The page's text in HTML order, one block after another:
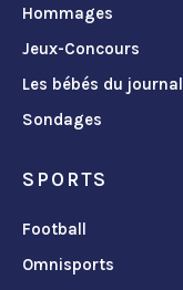
Hommages
Jeux-Concours
Les bébés du journal
Sondages
SPORTS
Football
Omnisports